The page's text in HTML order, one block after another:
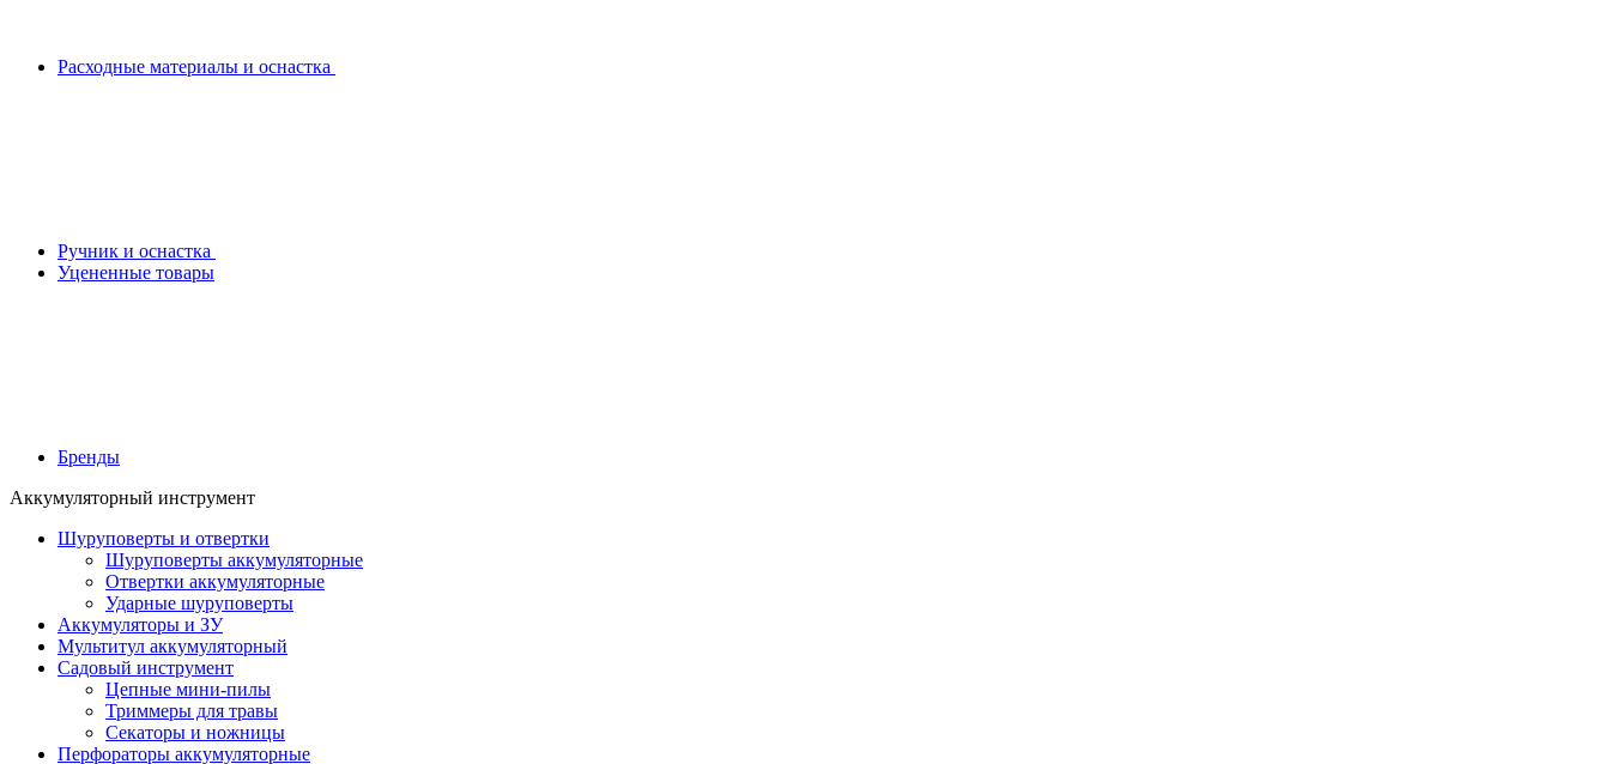
Расходные материалы и оснастка
Ручник и оснастка
Уцененные товары
Бренды
Аккумуляторный инструмент
Шуруповерты и отвертки
Шуруповерты аккумуляторные
Отвертки аккумуляторные
Ударные шуруповерты
Аккумуляторы и ЗУ
Мультитул аккумуляторный
Садовый инструмент
Цепные мини-пилы
Триммеры для травы
Секаторы и ножницы
Перфораторы аккумуляторные